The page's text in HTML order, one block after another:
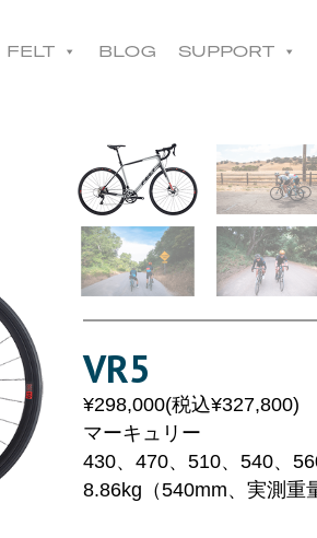
ン
FELT BLOG SUPPORT
VR5
¥298,000(税込¥327,800)
マーキュリー
430、470、510、540、
8.86kg（540mm、実測重